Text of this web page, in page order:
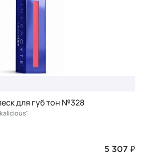
для губ тон №328
5 307 ₽